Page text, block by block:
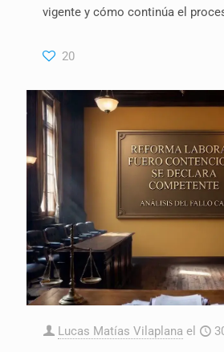
vigente y cómo continúa el
20
Lucas Matías Vilaplana el